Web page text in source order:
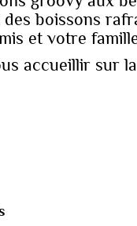
boissons
et votre
accueillir sur